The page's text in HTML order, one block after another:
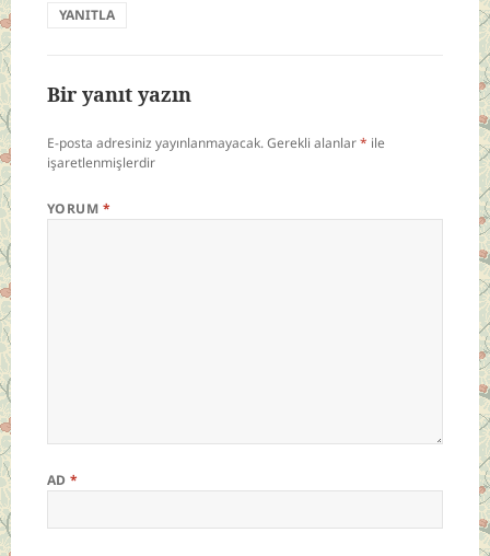
YANITLA
Bir yanıt yazın
E-posta adresiniz yayınlanmayacak.Gerekli alanlar* ile
işaretlenmişlerdir
YORUM *
AD*